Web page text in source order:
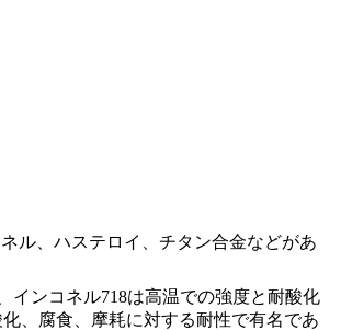
ル ハステロイ チタン合金などがあ
インコネル718は高温での強度と耐酸化
、腐食、摩耗に対する耐性で有名であ